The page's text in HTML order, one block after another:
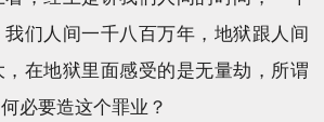
们人间一千八百万年，地狱跟人间
在地狱里面感受的是无量劫，所谓
必要造这个罪业？